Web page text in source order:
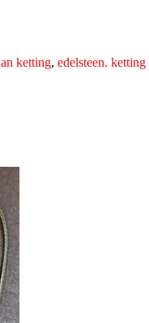
ketting, edelsteen. ketting